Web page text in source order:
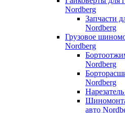
Nordberg
Запчасти
Nordberg
Грузовое
Nordberg
Nordberg
Nordberg
авто